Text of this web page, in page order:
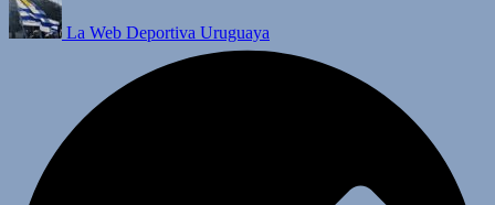
La Web Deportiva Uruguaya